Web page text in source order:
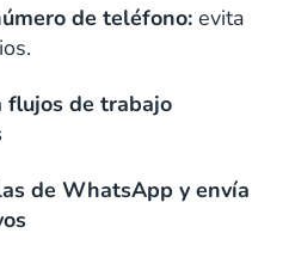
de teléfono: evita
flujos de trabajo
de WhatsApp y envía